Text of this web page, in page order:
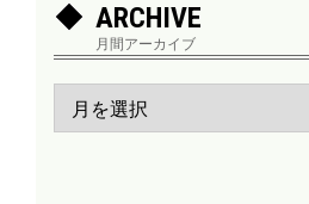
ARCHIVE
月間アーカイブ